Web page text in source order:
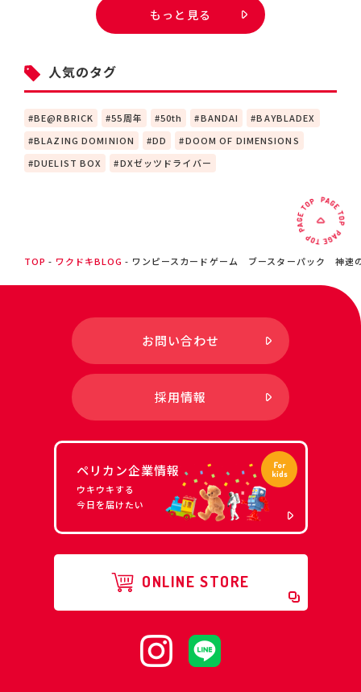
もっと見る
人気のタグ
BE@RBRICK 55周年 50th BANDAI
BAYBLADEX
BLAZING DOMINION
DD
DOOM OF DIMENSIONS
DUELIST BOX
DXゼッツドライバー
TOP ワクドキBLOG ワンピースカードゲーム ブースターパック 神速
お問い合わせ
採用情報
ペリカン企業情報
ウキウキする
今日を届けたい
ONLINE STORE